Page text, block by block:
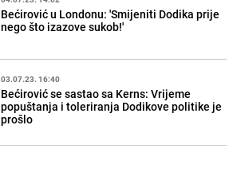
Bećirović u Londonu: 'Smijeniti Dodika prije
nego što izazove sukob!'
03.07.23. 16:40
Bećirović se sastao sa Kerns: Vrijeme
popuštanja i toleriranja Dodikove politike je
prošlo